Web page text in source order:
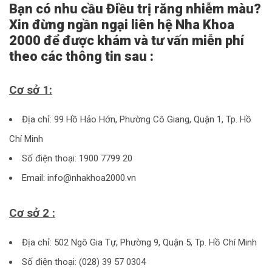
Bạn có nhu cầu Điều trị răng nhiễm màu?
Xin đừng ngần ngại liên hệ Nha Khoa
2000 để được khám và tư vấn miễn phí
theo các thông tin sau :
Cơ sở 1:
Địa chỉ: 99 Hồ Hảo Hớn, Phường Cô Giang, Quận 1, Tp. Hồ
Chí Minh
Số điện thoại: 1900 7799 20
Email: info@nhakhoa2000.vn
Cơ sở 2 :
Địa chỉ: 502 Ngô Gia Tự, Phường 9, Quận 5, Tp. Hồ Chí Minh
Số điện thoại: (028) 39 57 0304